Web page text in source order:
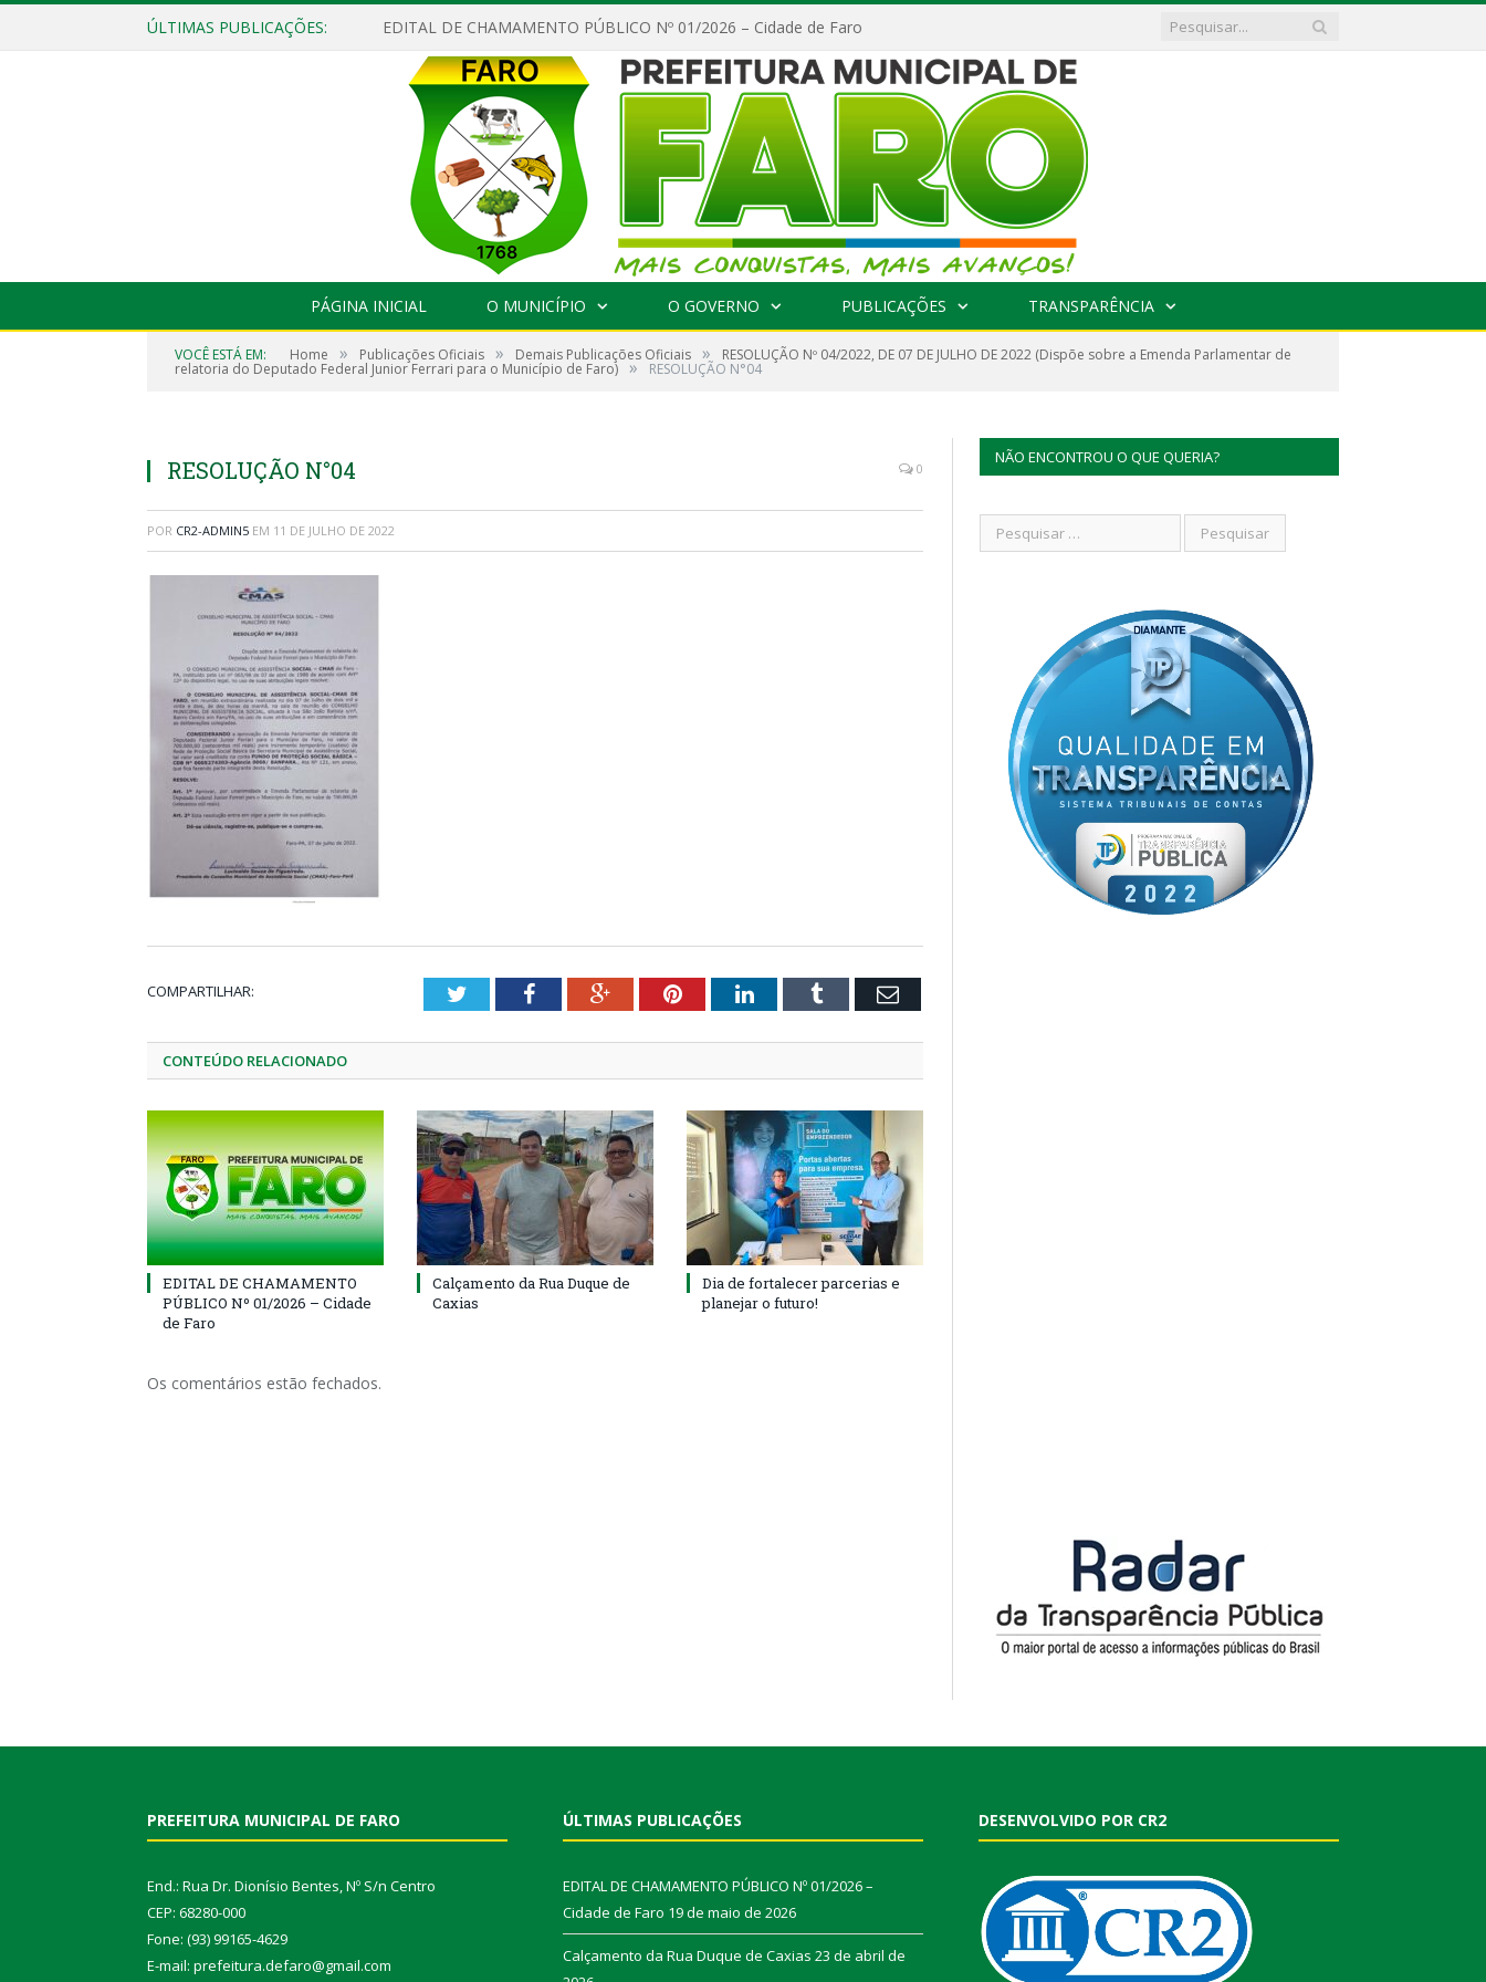
ÚLTIMAS PUBLICAÇÕES: EDITAL DE CHAMAMENTO PÚBLICO Nº 01/2026 – Cidade de Faro
PÁGINA INICIAL O MUNICÍPIO O GOVERNO PUBLICAÇÕES TRANSPARÊNCIA
VOCÊ ESTÁ EM: Home » Publicações Oficiais » Demais Publicações Oficiais » RESOLUÇÃO Nº 04/2022, DE 07 DE JULHO DE 2022 (Dispõe sobre a Emenda Parlamentar de
relatoria do Deputado Federal Junior Ferrari para o Município de Faro) » RESOLUÇÃO N°04
RESOLUÇÃO N°04 0
POR CR2-ADMIN5 EM 11 DE JULHO DE 2022
COMPARTILHAR: TwitterFacebookGoogle+PinterestLinkedInTumblr Email
CONTEÚDO RELACIONADO
EDITAL DE CHAMAMENTO
PÚBLICO Nº 01/2026 – Cidade
de Faro
Calçamento da Rua Duque de
Caxias
Dia de fortalecer parcerias e
planejar o futuro!
Os comentários estão fechados.
NÃO ENCONTROU O QUE QUERIA?
PREFEITURA MUNICIPAL DE FARO
End.: Rua Dr. Dionísio Bentes, Nº S/n Centro
CEP: 68280-000
Fone: (93) 99165-4629
E-mail: prefeitura.defaro@gmail.com
ÚLTIMAS PUBLICAÇÕES
EDITAL DE CHAMAMENTO PÚBLICO Nº 01/2026 –
Cidade de Faro 19 de maio de 2026
Calçamento da Rua Duque de Caxias 23 de abril de
DESENVOLVIDO POR CR2